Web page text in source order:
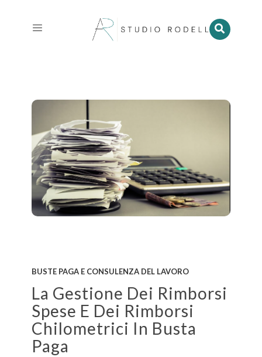
BUSTE PAGA E CONSULENZA DEL LAVORO
La Gestione Dei Rimborsi
Spese E Dei Rimborsi
Chilometrici In Busta
Paga